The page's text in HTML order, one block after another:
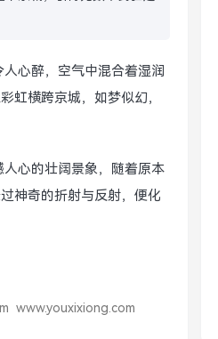
心醉，空气中混合着湿润
横跨京城，如梦似幻，
心的壮阔景象，随着原本
神奇的折射与反射，便化
www.youxixiong.com